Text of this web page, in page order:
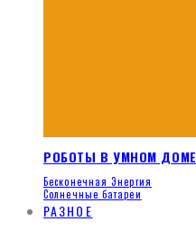
РОБОТЫ В УМНОМ ДОМЕ
Бесконечная Энергия
Солнечные батареи
РАЗНОЕ